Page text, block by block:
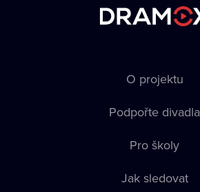
O projektu
Podpořte divadla
Pro školy
Jak sledovat